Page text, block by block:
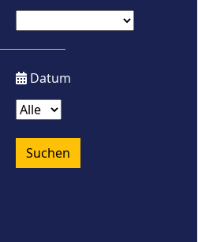
Datum
Suchen